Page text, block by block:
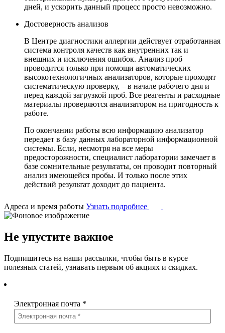
дней, и ускорить данный процесс просто невозможно.
Достоверность анализов
В Центре диагностики аллергии действует отработанная
система контроля качеств как внутренних так и
внешних и исключения ошибок. Анализ проб
проводится только при помощи автоматических
высокотехнологичных анализаторов, которые проходят
систематическую проверку, – в начале рабочего дня и
перед каждой загрузкой проб. Все реагенты и расходные
материалы проверяются анализатором на пригодность к
работе.
По окончании работы всю информацию анализатор
передает в базу данных лабораторной информационной
системы. Если, несмотря на все меры
предосторожности, специалист лаборатории замечает в
базе сомнительные результаты, он проводит повторный
анализ имеющейся пробы. И только после этих
действий результат доходит до пациента.
Адреса и время работы Узнать подробнее
Не упустите важное
Подпишитесь на наши рассылки, чтобы быть в курсе
полезных статей, узнавать первым об акциях и скидках.
Электронная почта *